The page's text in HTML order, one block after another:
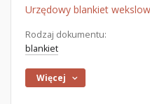
Urzędowy blankiet
Rodzaj dokumentu:
blankiet
Więcej